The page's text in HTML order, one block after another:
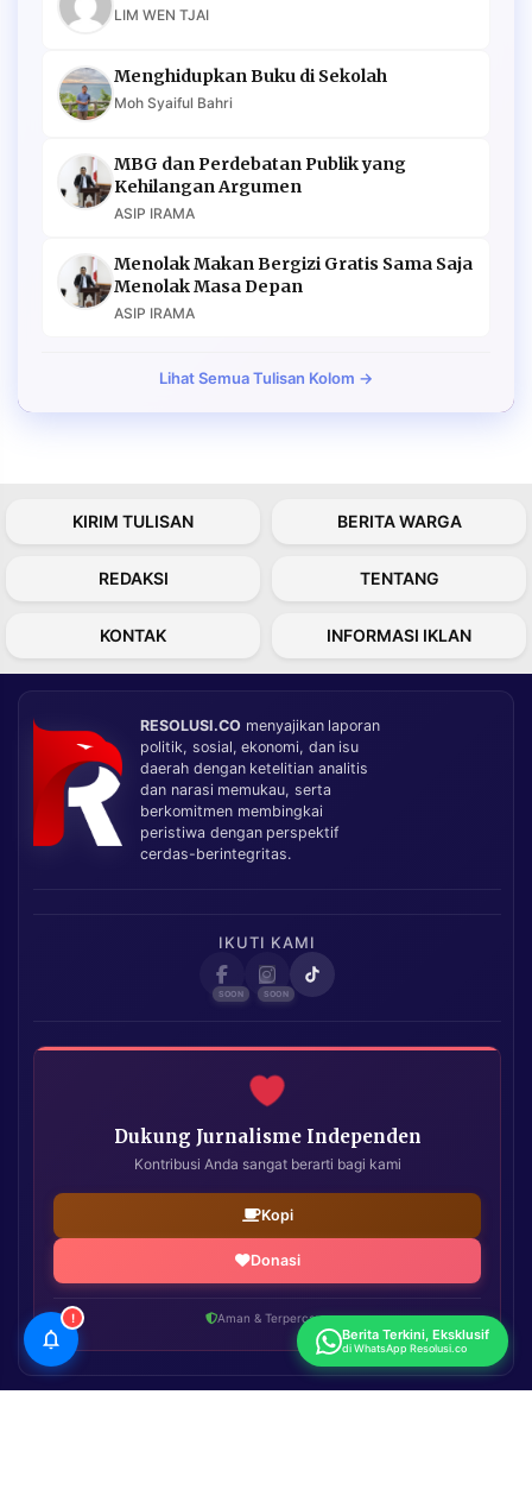
LIM WEN TJAI
Menghidupkan Buku di Sekolah
Moh Syaiful Bahri
MBG dan Perdebatan Publik yang
Kehilangan Argumen
ASIP IRAMA
Menolak Makan Bergizi Gratis Sama Saja
Menolak Masa Depan
ASIP IRAMA
Lihat Semua Tulisan Kolom →
KIRIM TULISAN BERITA WARGA
REDAKSI TENTANG
KONTAK INFORMASI IKLAN
RESOLUSI.CO menyajikan laporan
politik, sosial, ekonomi, dan isu
daerah dengan ketelitian analitis
dan narasi memukau, serta
berkomitmen membingkai
peristiwa dengan perspektif
cerdas-berintegritas.
IKUTI KAMI
Dukung Jurnalisme Independen
Kontribusi Anda sangat berarti bagi kami
Kopi
Donasi
Aman & Terpercaya
!
Berita Terkini, Eksklusif
di WhatsApp Resolusi.co